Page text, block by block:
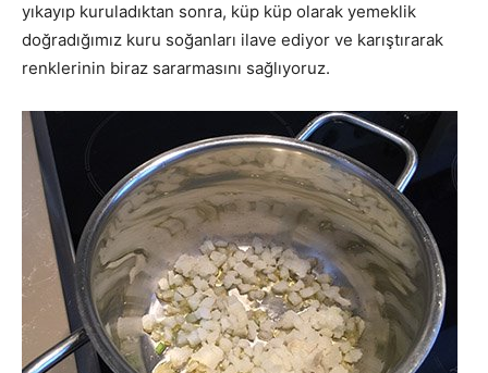
yıkayıp kuruladıktan sonra, küp küp olarak yemeklik
doğradığımız kuru soğanları ilave ediyor ve karıştırarak
renklerinin biraz sararmasını sağlıyoruz.